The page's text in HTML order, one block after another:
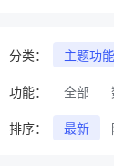
分类： 主题功能
功能：
全部
排序：
最新